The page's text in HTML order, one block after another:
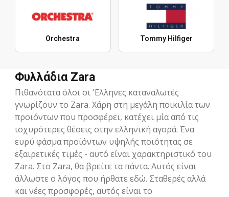
Orchestra Tommy Hilfiger
Φυλλάδια Zara
Πιθανότατα όλοι οι 'Ελληνες καταναλωτές
γνωρίζουν το Zara. Χάρη στη μεγάλη ποικιλία των
προιόντων που προσφέρει, κατέχει μία από τις
ισχυρότερες θέσεις στην ελληνική αγορά. Ένα
ευρύ φάσμα προϊόντων υψηλής ποιότητας σε
εξαιρετικές τιμές - αυτό είναι χαρακτηριστικό του
Zara. Στο Zara, θα βρείτε τα πάντα. Αυτός είναι
άλλωστε ο λόγος που ήρθατε εδώ. Σταθερές αλλά
και νέες προσφορές, αυτός είναι το